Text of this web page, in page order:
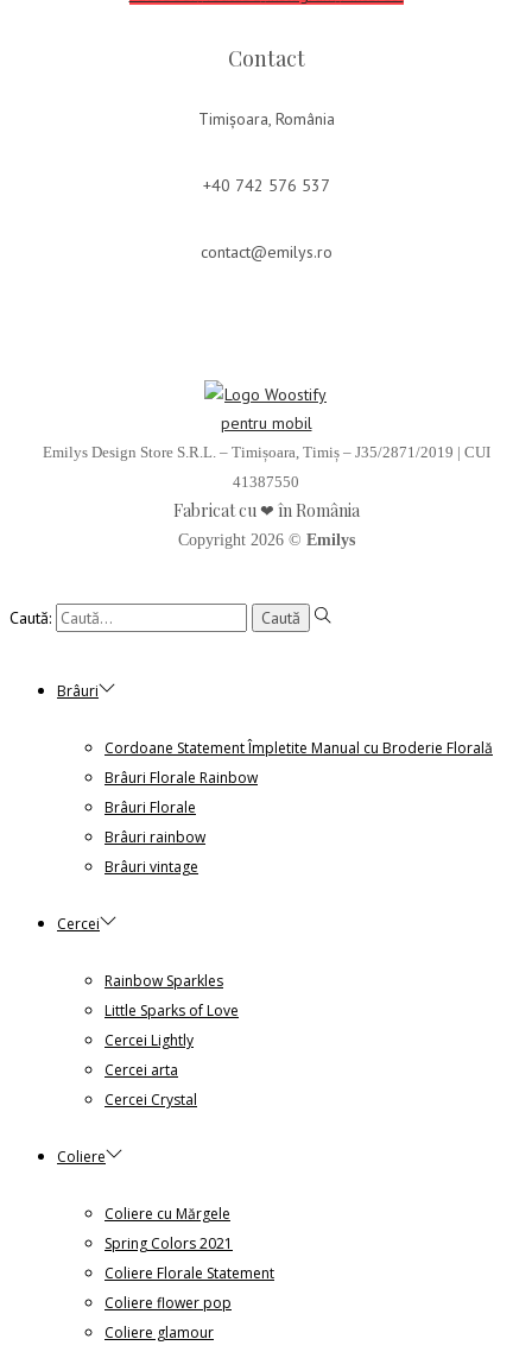
Contact
Timișoara, România
+40 742 576 537
contact@emilys.ro
Emilys Design Store S.R.L. – Timișoara, Timiș – J35/2871/2019 | CUI
41387550
Fabricat cu ❤ în România
Copyright 2026 © Emilys
Caută:
Brâuri
Cordoane Statement Împletite Manual cu Broderie Florală
Brâuri Florale Rainbow
Brâuri Florale
Brâuri rainbow
Brâuri vintage
Cercei
Rainbow Sparkles
Little Sparks of Love
Cercei Lightly
Cercei arta
Cercei Crystal
Coliere
Coliere cu Mărgele
Spring Colors 2021
Coliere Florale Statement
Coliere flower pop
Coliere glamour